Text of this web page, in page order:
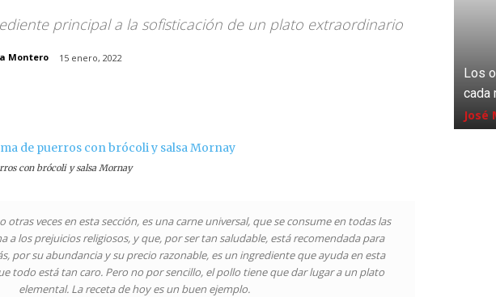
principal a la sofisticación de un plato extraordinario
Montero 15 enero, 2022
con brócoli y salsa Mornay
veces en esta sección, es una carne universal, que se consume en todas las
a los prejuicios religiosos, y que, por ser tan saludable, está recomendada para
por su abundancia y su precio razonable, es un ingrediente que ayuda en esta
todo está tan caro. Pero no por sencillo, el pollo tiene que dar lugar a un plato
elemental. La receta de hoy es un buen ejemplo.
Los
cada
José